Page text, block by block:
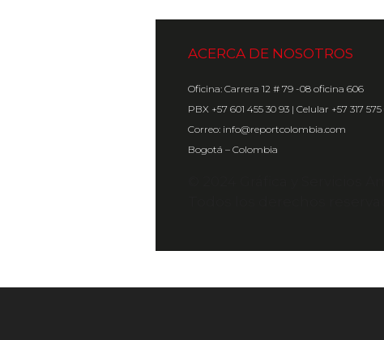
ACERCA DE NOSOTROS
Oficina: Carrera 12 # 79 -08 oficina 606
PBX +57 601 455 30 93 | Celular +57 317
Correo: info@reportcolombia.com
Bogotá – Colombia